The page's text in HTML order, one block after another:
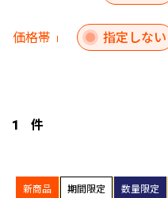
価格帯 指定しない
1 件
新商品 期間限定 数量限定